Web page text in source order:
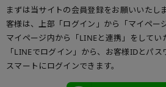
まずは当サイトの会員登録をお願いいたし
客様は、上部「ログイン」から「マイペー
マイページ内から「LINEと連携」をしてい
「LINEでログイン」から、お客様IDとパ
スマートにログインできます。